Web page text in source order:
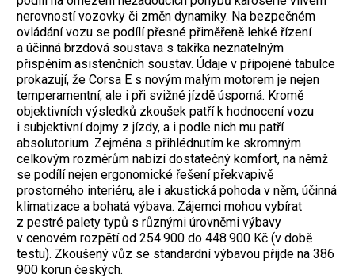
nerovností vozovky či změn dynamiky. Na bezpečném
ovládání vozu se podílí přesné přiměřeně lehké řízení
a účinná brzdová soustava s takřka neznatelným
přispěním asistenčních soustav. Údaje v připojené tabulce
prokazují, že Corsa E s novým malým motorem je nejen
temperamentní, ale i při svižné jízdě úsporná. Kromě
objektivních výsledků zkoušek patří k hodnocení vozu
i subjektivní dojmy z jízdy, a i podle nich mu patří
absolutorium. Zejména s přihlédnutím ke skromným
celkovým rozměrům nabízí dostatečný komfort, na němž
se podílí nejen ergonomické řešení překvapivě
prostorného interiéru, ale i akustická pohoda v něm, účinná
klimatizace a bohatá výbava. Zájemci mohou vybírat
z pestré palety typů s různými úrovněmi výbavy
v cenovém rozpětí od 254 900 do 448 900 Kč (v době
testu). Zkoušený vůz se standardní výbavou přijde na 386
900 korun českých.